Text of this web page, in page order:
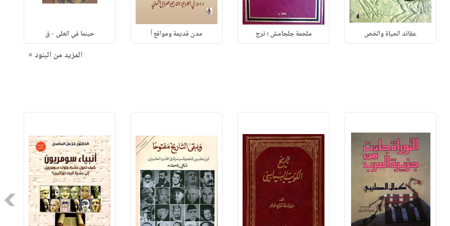
عقائد الحياة والخص ملحمة جلجامش ؛ ترج مدن قديمة ومواقع أ حينما في العلى - ق
المزيد من البنود »